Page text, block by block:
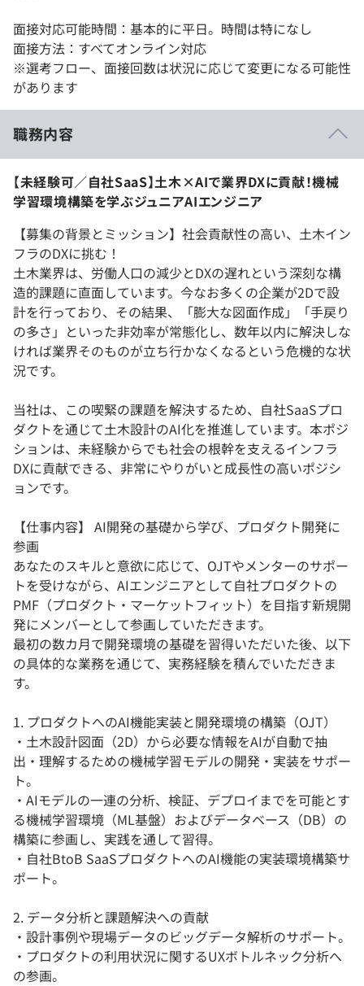
面接対応可能時間：基本的に平日。時間は特になし
面接方法：すべてオンライン対応
※選考フロー、面接回数は状況に応じて変更になる可能性
があります
職務内容
【未経験可／自社SaaS】土木×AIで業界DXに貢献！機械
学習環境構築を学ぶジュニアAIエンジニア
【募集の背景とミッション】社会貢献性の高い、土木イン
フラのDXに挑む！
土木業界は、労働人口の減少とDXの遅れという深刻な構
造的課題に直面しています。今なお多くの企業が2Dで設
計を行っており、その結果、「膨大な図面作成」「手戻り
の多さ」といった非効率が常態化し、数年以内に解決しな
ければ業界そのものが立ち行かなくなるという危機的な状
況です。
当社は、この喫緊の課題を解決するため、自社SaaSプロ
ダクトを通じて土木設計のAI化を推進しています。本ポジ
ションは、未経験からでも社会の根幹を支えるインフラ
DXに貢献できる、非常にやりがいと成長性の高いポジシ
ョンです。
【仕事内容】 AI開発の基礎から学び、プロダクト開発に
参画
あなたのスキルと意欲に応じて、OJTやメンターのサポー
トを受けながら、AIエンジニアとして自社プロダクトの
PMF（プロダクト・マーケットフィット）を目指す新規開
発にメンバーとして参画していただきます。
最初の数カ月で開発環境の基礎を習得いただいた後、以下
の具体的な業務を通じて、実務経験を積んでいただきま
す。
1. プロダクトへのAI機能実装と開発環境の構築（OJT）
・土木設計図面（2D）から必要な情報をAIが自動で抽
出・理解するための機械学習モデルの開発・実装をサポー
ト。
・AIモデルの一連の分析、検証、デプロイまでを可能とす
る機械学習環境（ML基盤）およびデータベース（DB）の
構築に参画し、実践を通して習得。
・自社BtoB SaaSプロダクトへのAI機能の実装環境構築サ
ポート。
2. データ分析と課題解決への貢献
・設計事例や現場データのビッグデータ解析のサポート。
・プロダクトの利用状況に関するUXボトルネック分析へ
の参画。